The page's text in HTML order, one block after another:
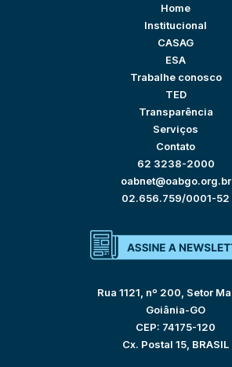
Home
Institucional
CASAG
ESA
Trabalhe conosco
TED
Transparência
Serviços
Contato
62 3238-2000
oabnet@oabgo.org.br
02.656.759/0001-52
Rua 1121, nº 200, Setor
Goiânia-GO
CEP: 74175-120
Cx. Postal 15, BRASIL